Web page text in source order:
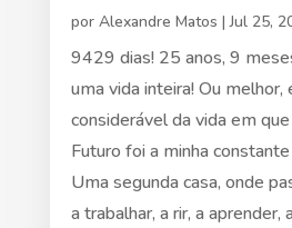
por Alexandre Matos |Jul 25,
9429 dias! 25 anos, 9
uma vida inteira! Ou melhor,
considerável da vida em
Futuro foi a minha
Uma segunda casa, onde
a trabalhar, a rir, a aprender,